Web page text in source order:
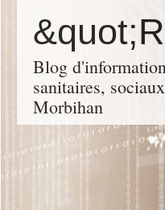
Blog
sanitaires,
Morbihan